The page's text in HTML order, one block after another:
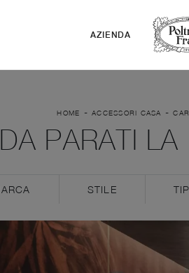
AZIENDA
HOME - ACCESSORI CASA -
PARATI
STILE